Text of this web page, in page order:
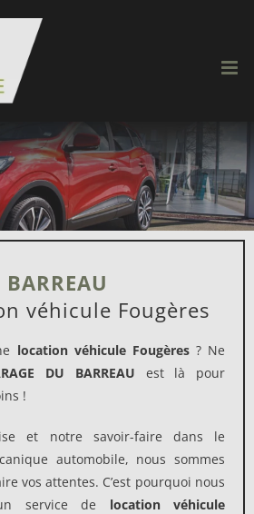
véhicule Fougères
location véhicule Fougères? Ne
DU BARREAU est là pour
!
et notre savoir-faire dans le
automobile, nous sommes
vos attentes. C’est pourquoi nous
service de location véhicule